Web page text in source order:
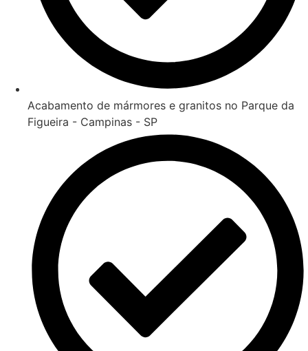
Acabamento de mármores e granitos no Parque da
Figueira - Campinas - SP